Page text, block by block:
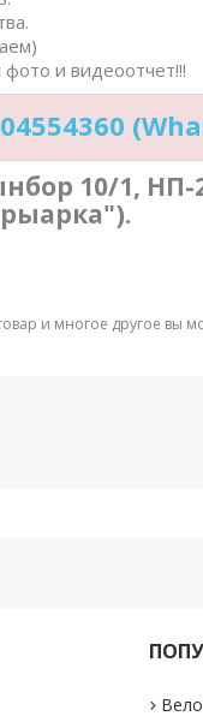
и видеоотчет!!!
10/1,
и многое другое вы